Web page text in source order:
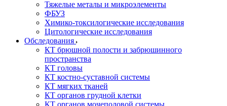
Тяжелые металы и микроэлементы
ФБУЗ
Химико-токсилогические исследования
Цитологические исследования
Обследования
КТ брюшной полости и забрюшинного
пространства
КТ головы
КТ костно-суставной системы
КТ мягких тканей
КТ органов грудной клетки
КТ органов мочеполовой системы